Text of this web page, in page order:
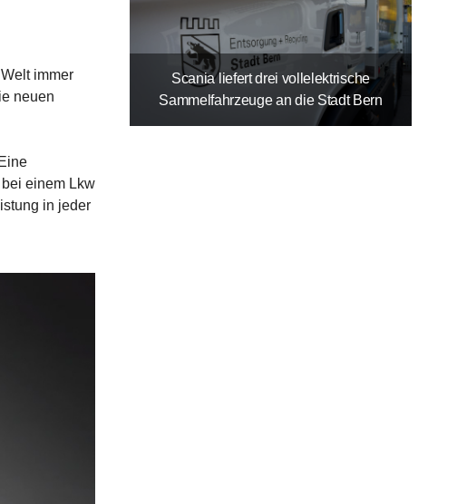
immer
neuen
einem Lkw
in jeder
Scania liefert drei vollelektrische
Sammelfahrzeuge an die Stadt Bern